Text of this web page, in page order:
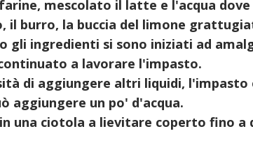
mescolato il latte e l'acqua
il burro, la buccia del limone
gli ingredienti si sono iniziati ad
a lavorare l'impasto.
di aggiungere altri liquidi, l'impasto
aggiungere un po' d'acqua.
una ciotola a lievitare coperto fino a